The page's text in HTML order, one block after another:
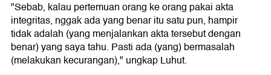
"Sebab, kalau pertemuan orang ke orang pakai akta
integritas, nggak ada yang benar itu satu pun, hampir
tidak adalah (yang menjalankan akta tersebut dengan
benar) yang saya tahu. Pasti ada (yang) bermasalah
(melakukan kecurangan)," ungkap Luhut.